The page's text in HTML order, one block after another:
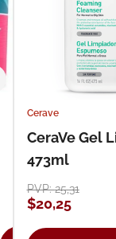
Cerave
CeraVe Gel
473ml
PVP:25,31
$20,25